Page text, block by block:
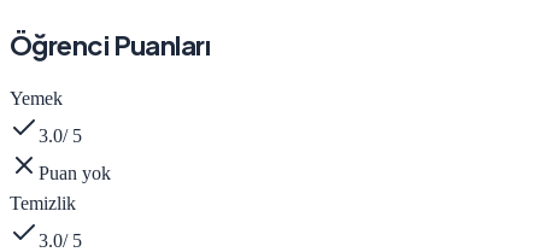
Öğrenci Puanları
Yemek
3.0/ 5
Puan yok
Temizlik
3.0/ 5